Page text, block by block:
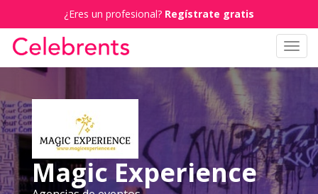
¿Eres un profesional? Regístrate gratis
Magic Experience